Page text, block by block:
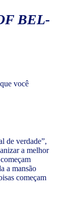
BEL-
de verdade”,
a melhor
a mansão
começam